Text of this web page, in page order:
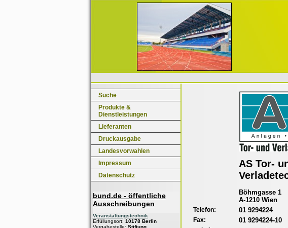
Suche
Produkte &
Dienstleistungen
Lieferanten
Druckausgabe
Landesvorwahlen
Impressum
Datenschutz
bund.de - öffentliche
Ausschreibungen
Veranstaltungstechnik
Erfüllungsort: 10178 Berlin
Vergabestelle: Stiftung
AS Tor-
Böhmgasse 1
A-1210 Wien
Telefon: 01 9294224
Fax: 01 9294224-10